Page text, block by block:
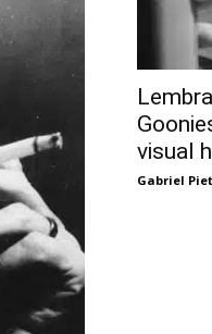
visual
Gabriel